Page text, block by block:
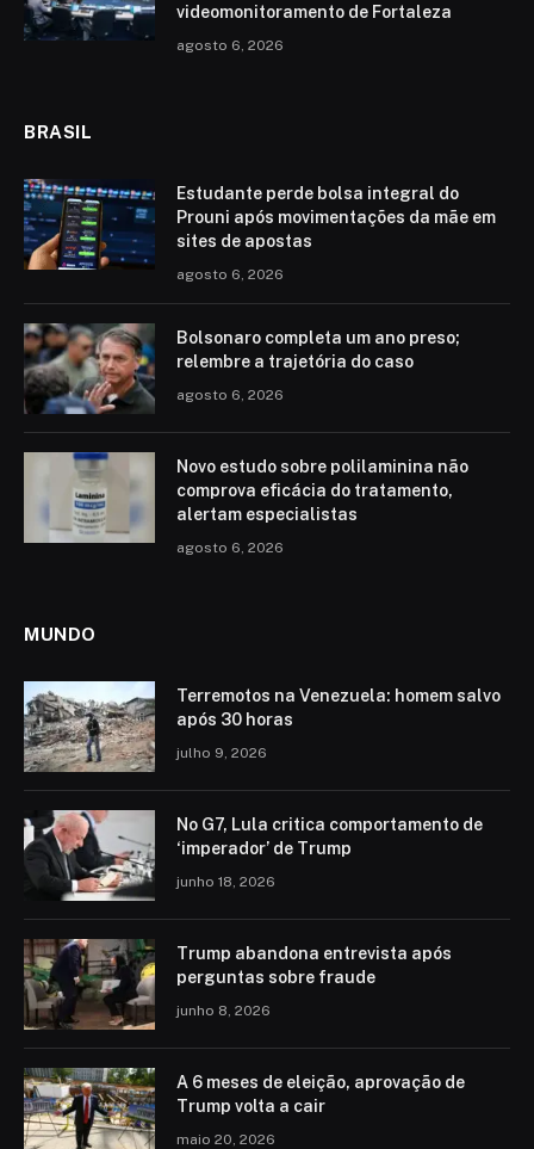
videomonitoramento de Fortaleza
agosto 6, 2026
BRASIL
Estudante perde bolsa integral do
Prouni após movimentações da mãe em
sites de apostas
agosto 6, 2026
Bolsonaro completa um ano preso;
relembre a trajetória do caso
agosto 6, 2026
Novo estudo sobre polilaminina não
comprova eficácia do tratamento,
alertam especialistas
agosto 6, 2026
MUNDO
Terremotos na Venezuela: homem salvo
após 30 horas
julho 9, 2026
No G7, Lula critica comportamento de
‘imperador’ de Trump
junho 18, 2026
Trump abandona entrevista após
perguntas sobre fraude
junho 8, 2026
A 6 meses de eleição, aprovação de
Trump volta a cair
maio 20, 2026